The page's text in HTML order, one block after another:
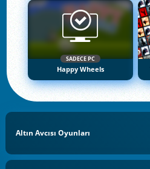
SADECE PC
Happy Wheels
Altın Avcısı Oyunları